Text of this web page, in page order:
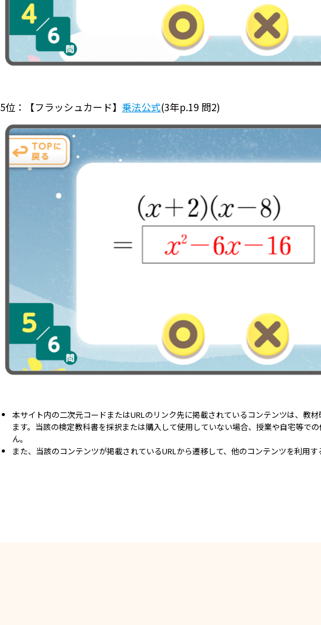
5位：【フラッシュカード】乗法公式(3年p.19 問2)
本サイト内の二次元コードまたはURLのリンク先に掲載されているコンテンツは、教
ます。当該の検定教科書を採択または購入して使用していない場合、授業や自宅等で
ん。
また、当該のコンテンツが掲載されているURLから遷移して、他のコンテンツを利用す